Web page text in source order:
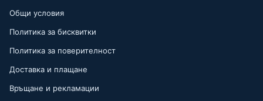
Общи условия
Политика за бисквитки
Политика за поверителност
Доставка и плащане
Връщане и рекламации